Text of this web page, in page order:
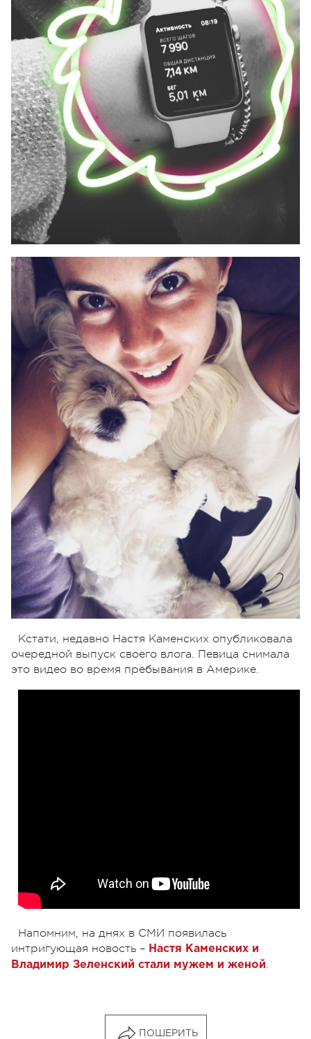
Кстати, недавно Настя Каменских опубликовала
очередной выпуск своего влога. Певица снимала
это видео во время пребывания в Америке.
Напомним, на днях в СМИ появилась
интригующая новость – Настя Каменских и
Владимир Зеленский стали мужем и женой.
ПОШЕРИТЬ